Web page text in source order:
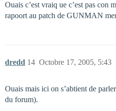
Ouais c’est vraiq ue c’est pas con
rapoort au patch de GUNMAN
dredd Octobre 17, 2005, 5:43
14
Ouais mais ici on s’abtient de
du forum).